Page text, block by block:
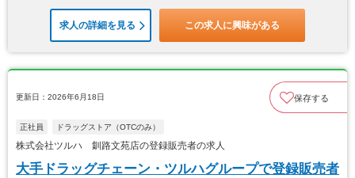
求人の詳細を見る この求人に興味がある
更新日：2026年6月18日 保存する
正社員 ドラッグストア（OTCのみ）
株式会社ツルハ 釧路文苑店の登録販売者の求人
大手ドラッグチェーン・ツルハグループで登録販売者